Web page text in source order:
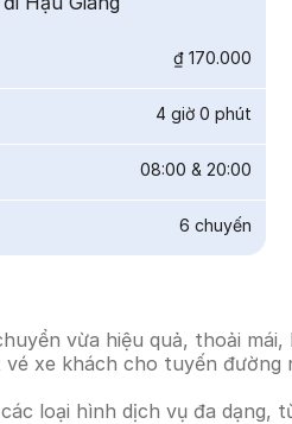
₫ 170.000
4 giờ 0 phút
08:00 & 20:00
6 chuyến
vừa hiệu quả, thoải
xe khách cho tuyến
loại hình dịch vụ đa dạng,